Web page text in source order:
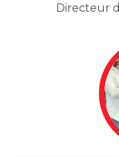
Directeur